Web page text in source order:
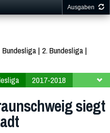
Ausgaben
Bundesliga 2. Bundesliga
2017-2018
siegt